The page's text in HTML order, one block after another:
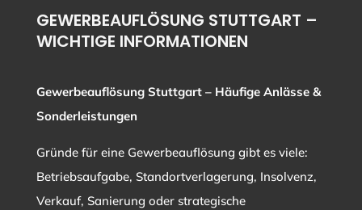
GEWERBEAUFLÖSUNG STUTTGART –
WICHTIGE INFORMATIONEN
Gewerbeauflösung Stuttgart – Häufige Anlässe &
Sonderleistungen
Gründe für eine Gewerbeauflösung gibt es viele:
Betriebsaufgabe, Standortverlagerung, Insolvenz,
Verkauf, Sanierung oder strategische